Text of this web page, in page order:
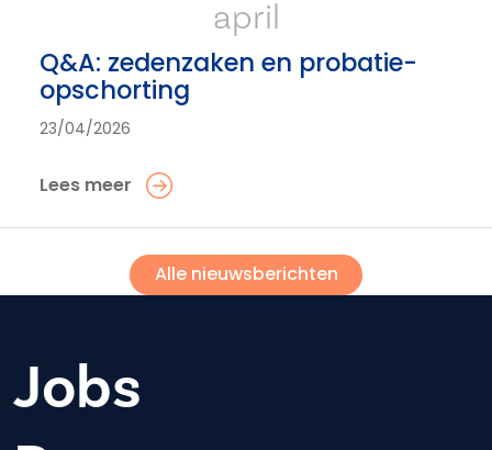
april
Q&A: zedenzaken en probatie-
opschorting
23/04/2026
Lees meer
Alle nieuwsberichten
Jobs